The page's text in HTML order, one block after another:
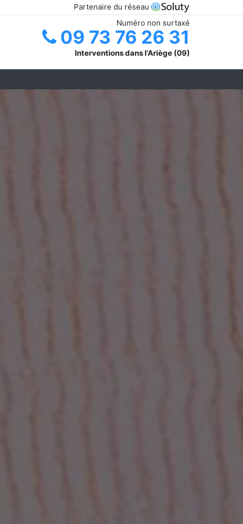
Partenaire du réseau
Numéro non surtaxé
09 73 76 26 31
Interventions dans l'Ariège (09)